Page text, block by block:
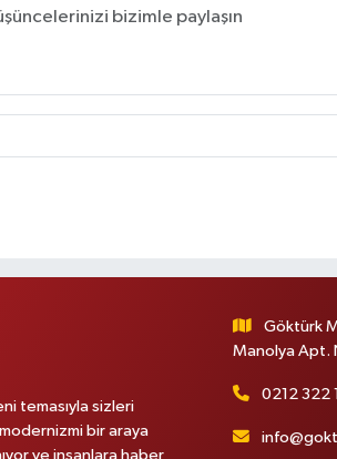
temasıyla sizleri
bir araya
ve insanlara haber
Göktürk
Manolya Apt.
0212 322